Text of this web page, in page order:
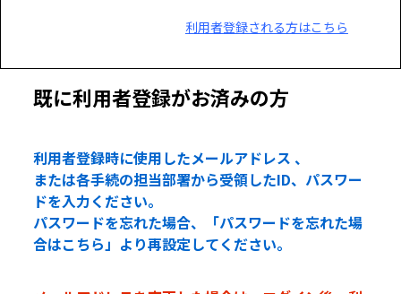
利用者登録される方はこちら
既に利用者登録がお済みの方
利用者登録時に使用したメールアドレス 、
または各手続の担当部署から受領したID、パスワー
ドを入力ください。
パスワードを忘れた場合、「パスワードを忘れた場
合はこちら」より再設定してください。